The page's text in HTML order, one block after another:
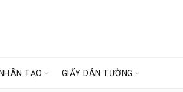
TẠO GIẤY DÁN TƯỜNG